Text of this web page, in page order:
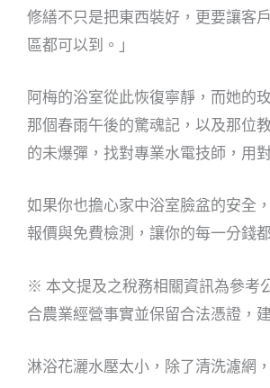
修繕不只是把東西裝好，更要讓客
區都可以到。」
阿梅的浴室從此恢復寧靜，而她的
那個春雨午後的驚魂記，以及那位
的未爆彈，找對專業水電技師，用
如果你也擔心家中浴室臉盆的安全
報價與免費檢測，讓你的每一分錢
※ 本文提及之稅務相關資訊為參考
合農業經營事實並保留合法憑證，
淋浴花灑水壓太小，除了清洗濾網